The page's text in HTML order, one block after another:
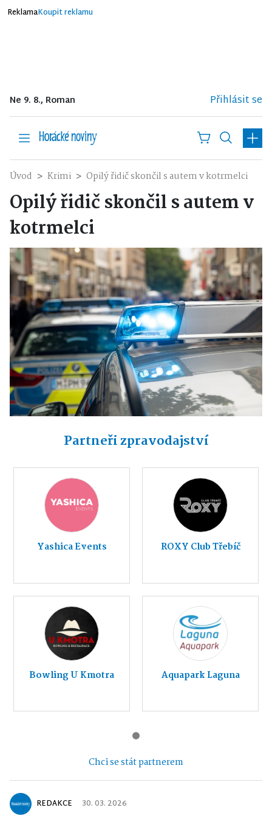
ReklamaKoupit reklamu
Ne 9. 8., Roman Přihlásit se
Úvod Krimi Opilý řidič skončil s autem v kotrmelci
Opilý řidič skončil s autem v
kotrmelci
Partneři zpravodajství
Yashica Events ROXY Club Třebíč
Bowling U Kmotra Aquapark Laguna
Chci se stát partnerem
REDAKCE 30. 03. 2026